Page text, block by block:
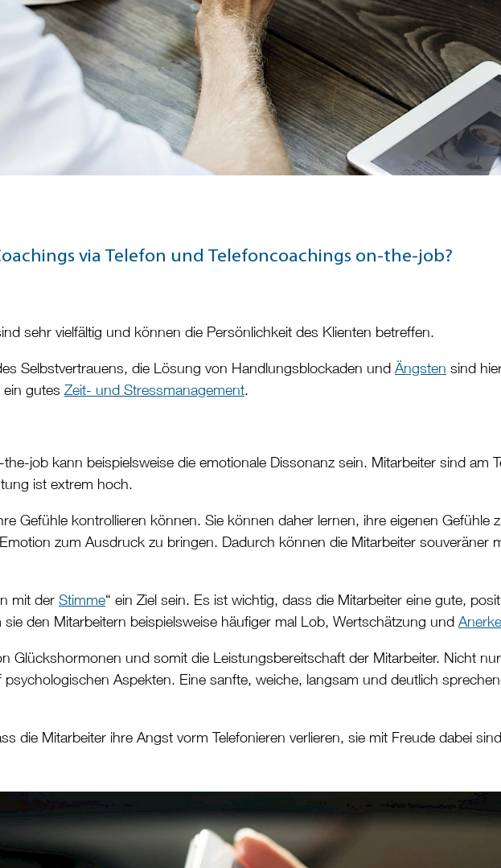
via Telefon und Telefoncoachings on-the-job?
sehr vielfältig und können die Persönlichkeit des Klienten betreffen.
Selbstvertrauens, die Lösung von Handlungsblockaden und Ängsten sind
ein gutes Zeit- und Stressmanagement.
job kann beispielsweise die emotionale Dissonanz sein. Mitarbeiter sind am
ist extrem hoch.
Gefühle kontrollieren können. Sie können daher lernen, ihre eigenen
zum Ausdruck zu bringen. Dadurch können die Mitarbeiter
mit der Stimme“ ein Ziel sein. Es ist wichtig, dass die Mitarbeiter eine gute,
sie den Mitarbeitern beispielsweise häufiger mal Lob, Wertschätzung und
Glückshormonen und somit die Leistungsbereitschaft der Mitarbeiter. Nicht
Aspekten. Eine sanfte, weiche, langsam und deutlich
die Mitarbeiter ihre Angst vorm Telefonieren verlieren, sie mit Freude dabei